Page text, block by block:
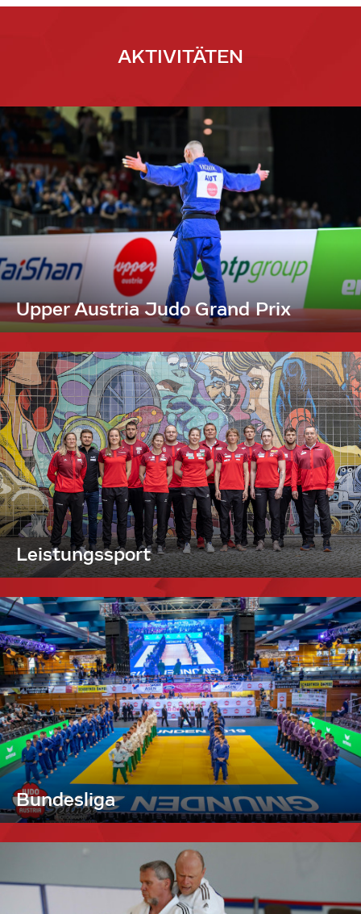
AKTIVITÄTEN
Upper Austria Judo Grand Prix
Leistungssport
Bundesliga